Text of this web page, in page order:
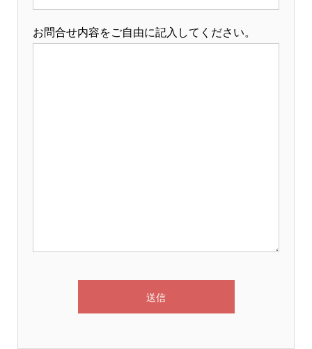
お問合せ内容をご自由に記入してください。